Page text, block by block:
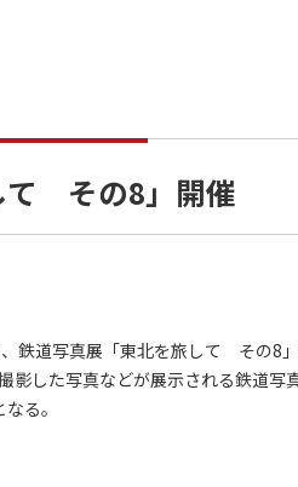
て その8」開催
鉄道写真展「東北を旅して その8」
した写真などが展示される鉄道写
る。